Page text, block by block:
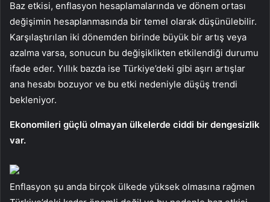
Baz etkisi, enflasyon hesaplamalarında ve dönem ortası
değişimin hesaplanmasında bir temel olarak düşünülebilir.
Karşılaştırılan iki dönemden birinde büyük bir artış veya
azalma varsa, sonucun bu değişiklikten etkilendiği durumu
ifade eder. Yıllık bazda ise Türkiye’deki gibi aşırı artışlar
ana hesabı bozuyor ve bu etki nedeniyle düşüş trendi
bekleniyor.
Ekonomileri güçlü olmayan ülkelerde ciddi bir dengesizlik
var.
Enflasyon şu anda birçok ülkede yüksek olmasına rağmen